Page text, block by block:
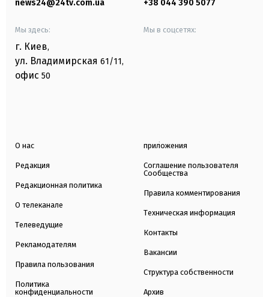
news24@24tv.com.ua +38 044 390 5077
Мы здесь:
г. Киев,
ул. Владимирская 61/11,
офис 50
Мы в соцсетях:
О нас
Редакция
Редакционная политика
О телеканале
Телеведущие
Рекламодателям
Правила пользования
Политика
конфиденциальности
приложения
Соглашение пользователя
Сообщества
Правила комментирования
Техническая информация
Контакты
Вакансии
Структура собственности
Архив